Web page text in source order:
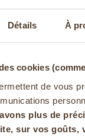
Détails À
cookies
de vous
plus de
sur vos goûts,